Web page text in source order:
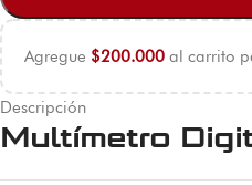
Agregue $200.000 al carrito
Descripción
Multímetro